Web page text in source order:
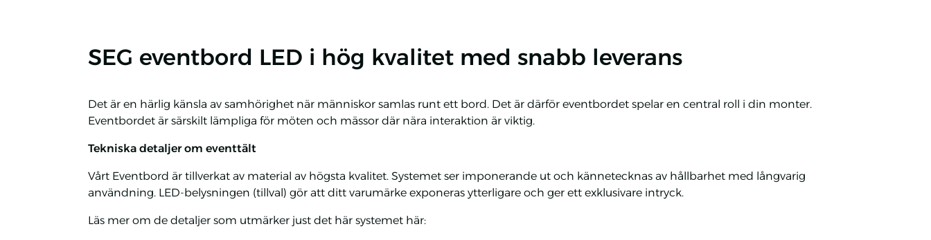
SEG eventbord LED i hög kvalitet med snabb leverans
Det är en härlig känsla av samhörighet när människor samlas runt ett bord. Det är därför eventbordet spelar en central roll i din monter.
Eventbordet är särskilt lämpliga för möten och mässor där nära interaktion är viktig.
Tekniska detaljer om eventtält
Vårt Eventbord är tillverkat av material av högsta kvalitet. Systemet ser imponerande ut och kännetecknas av hållbarhet med långvarig
användning. LED-belysningen (tillval) gör att ditt varumärke exponeras ytterligare och ger ett exklusivare intryck.
Läs mer om de detaljer som utmärker just det här systemet här: